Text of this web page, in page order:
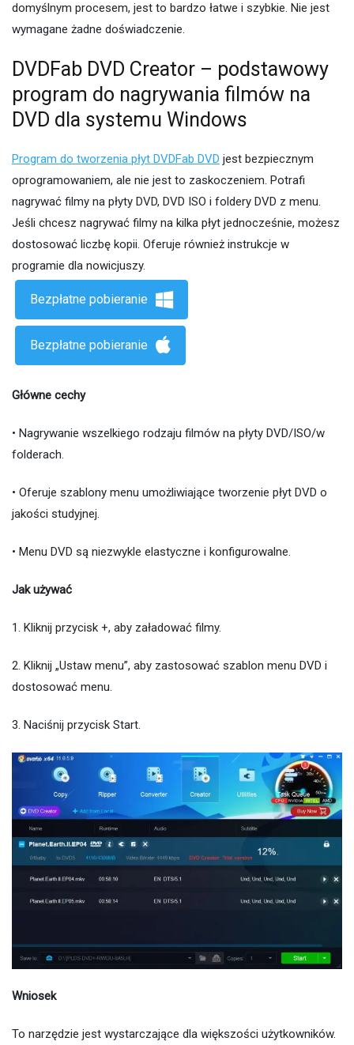
domyślnym procesem, jest to bardzo łatwe i szybkie. Nie jest
wymagane żadne doświadczenie.
DVDFab DVD Creator – podstawowy
program do nagrywania filmów na
DVD dla systemu Windows
Program do tworzenia płyt DVDFab DVD jest bezpiecznym
oprogramowaniem, ale nie jest to zaskoczeniem. Potrafi
nagrywać filmy na płyty DVD, DVD ISO i foldery DVD z menu.
Jeśli chcesz nagrywać filmy na kilka płyt jednocześnie, możesz
dostosować liczbę kopii. Oferuje również instrukcje w
programie dla nowicjuszy.
Bezpłatne pobieranie
Bezpłatne pobieranie
Główne cechy
• Nagrywanie wszelkiego rodzaju filmów na płyty DVD/ISO/w
folderach.
• Oferuje szablony menu umożliwiające tworzenie płyt DVD o
jakości studyjnej.
• Menu DVD są niezwykle elastyczne i konfigurowalne.
Jak używać
1. Kliknij przycisk +, aby załadować filmy.
2. Kliknij „Ustaw menu”, aby zastosować szablon menu DVD i
dostosować menu.
3. Naciśnij przycisk Start.
Wniosek
To narzędzie jest wystarczające dla większości użytkowników.